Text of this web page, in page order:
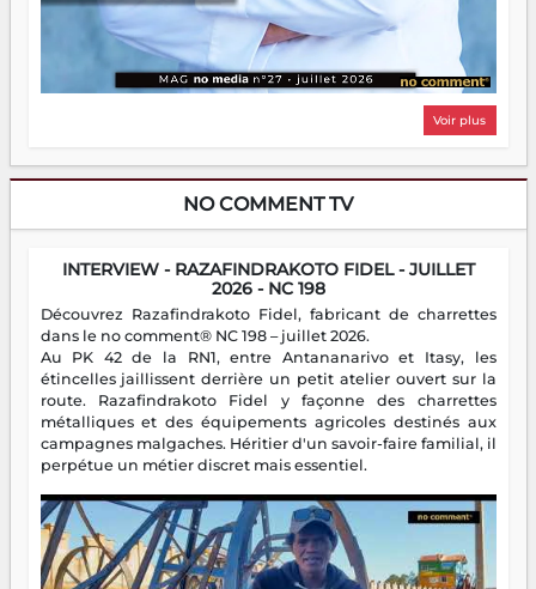
Voir plus
NO COMMENT TV
INTERVIEW - RAZAFINDRAKOTO FIDEL - JUILLET
2026 - NC 198
Découvrez Razafindrakoto Fidel, fabricant de charrettes
dans le no comment® NC 198 – juillet 2026.
Au PK 42 de la RN1, entre Antananarivo et Itasy, les
étincelles jaillissent derrière un petit atelier ouvert sur la
route. Razafindrakoto Fidel y façonne des charrettes
métalliques et des équipements agricoles destinés aux
campagnes malgaches. Héritier d'un savoir-faire familial, il
perpétue un métier discret mais essentiel.